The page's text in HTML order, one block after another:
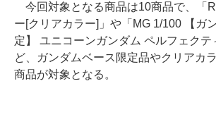
今回対象となる商品は10商品で、「
ー[クリアカラー]」や「MG 1/100 【ガ
定】 ユニコーンガンダム ペルフェクテ
ど、ガンダムベース限定品やクリアカ
商品が対象となる。